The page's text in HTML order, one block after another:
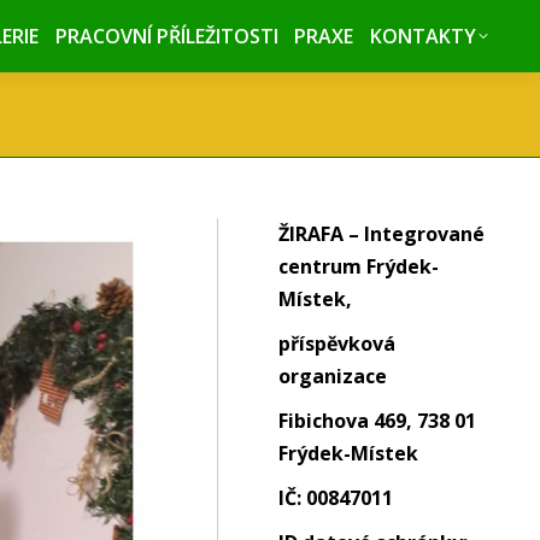
PRACOVNÍ PŘÍLEŽITOSTI PRAXE KONTAKTY
ŽIRAFA – Integrované
centrum Frýdek-
Místek,
příspěvková
organizace
Fibichova 469, 738 01
Frýdek-Místek
IČ: 00847011
PRACOVNÍ PŘÍLEŽITOSTI PRAXE KONTAKTY